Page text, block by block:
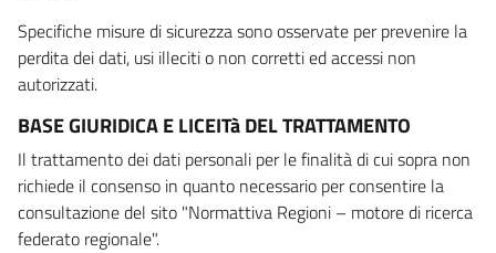
Specifiche misure di sicurezza sono osservate per prevenire la
perdita dei dati, usi illeciti o non corretti ed accessi non
autorizzati.
BASE GIURIDICA E LICEITà DEL TRATTAMENTO
Il trattamento dei dati personali per le finalità di cui sopra non
richiede il consenso in quanto necessario per consentire la
consultazione del sito "Normattiva Regioni – motore di ricerca
federato regionale".